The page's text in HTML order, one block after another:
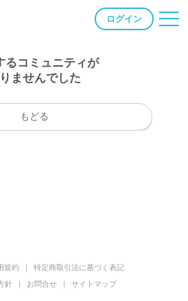
ログイン
るコミュニティが
ませんでした
もどる
規約
特定商取引法に基づく表記
針
お問合せ サイトマップ